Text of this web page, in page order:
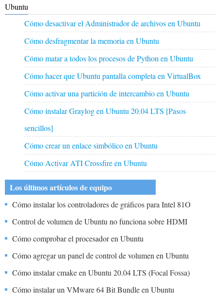
Ubuntu
Cómo desactivar el Administrador de archivos en Ubuntu
Cómo desfragmentar la memoria en Ubuntu
Cómo matar a todos los procesos de Python en Ubuntu
Cómo hacer que Ubuntu pantalla completa en VirtualBox
Cómo activar una partición de intercambio en Ubuntu
Cómo instalar Graylog en Ubuntu 20.04 LTS [Pasos
sencillos]
Cómo crear un enlace simbólico en Ubuntu
Cómo Activar ATI Crossfire en Ubuntu
Los últimos artículos de equipo
Cómo instalar los controladores de gráficos para Intel 81O
Tarjetas de Video en Ubuntu
Control de volumen de Ubuntu no funciona sobre HDMI
Cómo comprobar el procesador en Ubuntu
Cómo agregar un panel de control de volumen en Ubuntu
Cómo instalar cmake en Ubuntu 20.04 LTS (Focal Fossa)
Cómo instalar un VMware 64 Bit Bundle en Ubuntu